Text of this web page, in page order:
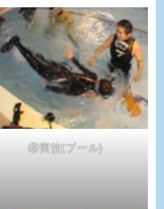
④実技(プール)